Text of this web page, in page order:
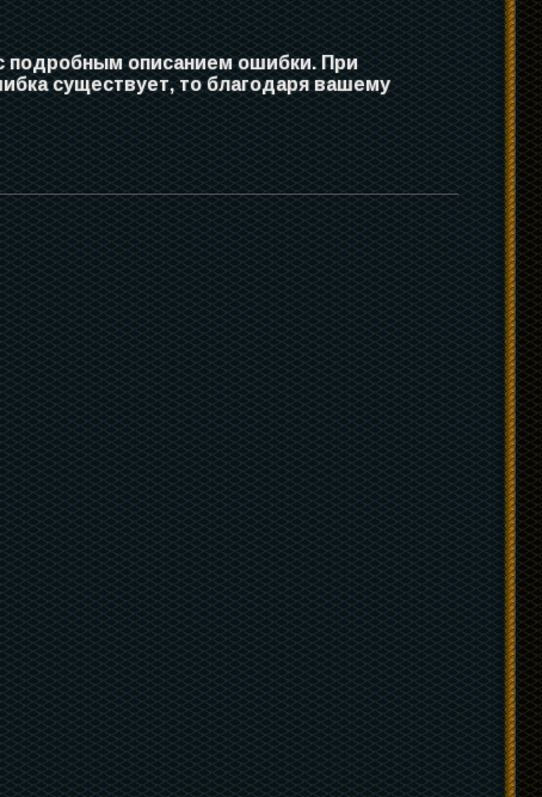
подробным описанием ошибки. При
существует, то благодаря вашему